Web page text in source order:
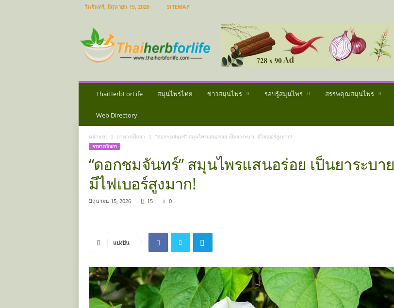
วันจันทร์, มิถุนายน 15, 2026 SITEMAP
น
ไ
ร
ThaiHerbForLife สมุนไพรไทย ข่าวสมุนไพร รอบรู้สมุนไพร สรรพคุณสมุนไพร
Web Directory
หน้าแรก อาหารเป็นยา “ดอกชมจันทร์” สมุนไพรแสนอร่อย เป็นยาระบาย มีไฟเบอร์สูงมาก!
อาหารเป็นยา
“ดอกชมจันทร์” สมุนไพรแสนอร่อย เป็นยาระบาย
มีไฟเบอร์สูงมาก!
มิถุนายน 15, 2026 15 0
แบ่งปัน